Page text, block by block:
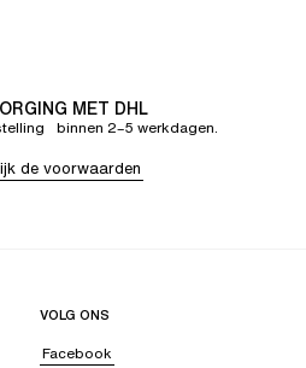
MET DHL
binnen 2–5 werkdagen.
de voorwaarden
VOLG ONS
Facebook